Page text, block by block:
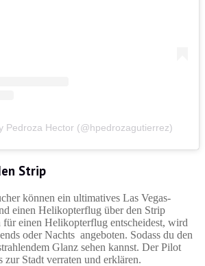
Pedroza Hector (@hpedrozagutierrez)
Strip
können ein ultimatives Las Vegas-
einen Helikopterflug über den Strip
einen Helikopterflug entscheidest, wird
oder Nachts angeboten. Sodass du den
Glanz sehen kannst. Der Pilot
Stadt verraten und erklären.